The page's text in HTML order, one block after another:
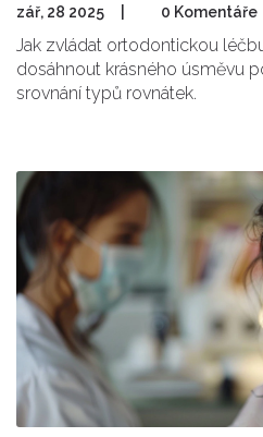
zář, 28 2025 0 Komentáře
Jak zvládat ortodontickou
dosáhnout krásného úsměvu
srovnání typů rovnátek.